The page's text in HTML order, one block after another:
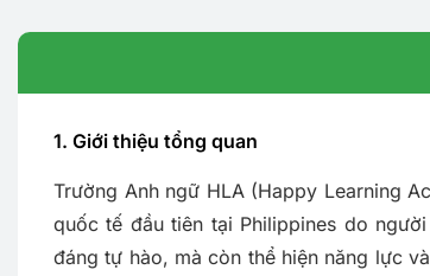
1. Giới thiệu tổng quan
Trường Anh ngữ HLA (Happy Learning
quốc tế đầu tiên tại Philippines do
đáng tự hào, mà còn thể hiện năng lực